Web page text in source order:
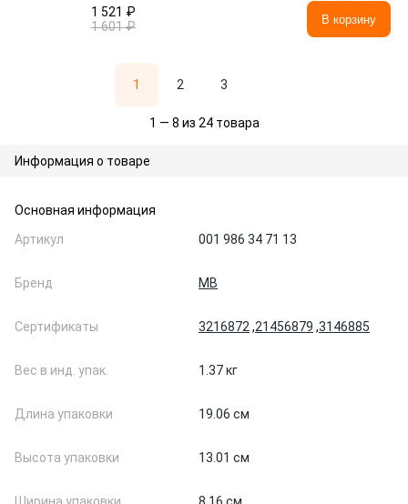
1 521 ₽
1 601 ₽
В корзину
1 2 3
1 — 8 из 24 товара
Информация о товаре
Основная информация
Артикул
001 986 34 71 13
Бренд MB
Сертификаты 3216872 ,21456879 ,3146885
Вес в инд. упак. 1.37 кг
Длина упаковки 19.06 см
Высота упаковки 13.01 см